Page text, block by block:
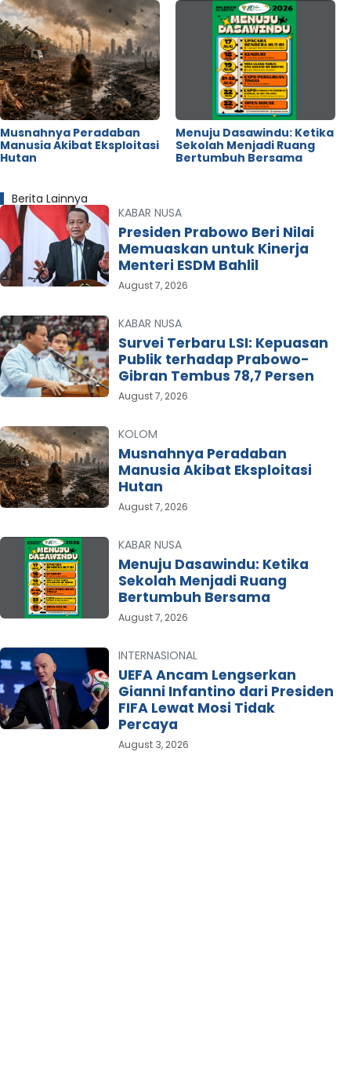
Musnahnya Peradaban
Manusia Akibat Eksploitasi
Hutan
Menuju Dasawindu: Ketika
Sekolah Menjadi Ruang
Bertumbuh Bersama
Berita Lainnya
KABAR NUSA
Presiden Prabowo Beri Nilai
Memuaskan untuk Kinerja
Menteri ESDM Bahlil
August 7, 2026
KABAR NUSA
Survei Terbaru LSI: Kepuasan
Publik terhadap Prabowo-
Gibran Tembus 78,7 Persen
August 7, 2026
KOLOM
Musnahnya Peradaban
Manusia Akibat Eksploitasi
Hutan
August 7, 2026
KABAR NUSA
Menuju Dasawindu: Ketika
Sekolah Menjadi Ruang
Bertumbuh Bersama
August 7, 2026
INTERNASIONAL
UEFA Ancam Lengserkan
Gianni Infantino dari Presiden
FIFA Lewat Mosi Tidak
Percaya
August 3, 2026